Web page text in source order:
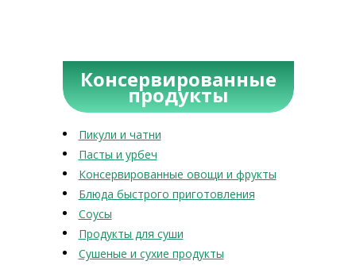
Консервированные
продукты
Пикули и чатни
Пасты и урбеч
Консервированные овощи и фрукты
Блюда быстрого приготовления
Соусы
Продукты для суши
Сушеные и сухие продукты